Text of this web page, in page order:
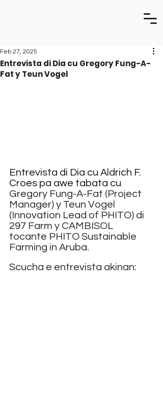
Entrevista di Dia cu Gregory Fung-A-
Fat y Teun Vogel
Feb 27, 2025
Entrevista di Dia cu Aldrich F.
Croes pa awe tabata cu
Gregory Fung-A-Fat (Project
Manager) y Teun Vogel
(Innovation Lead of PHITO) di
297 Farm y CAMBISOL
tocante PHITO Sustainable
Farming in Aruba.
Scucha e entrevista akinan: